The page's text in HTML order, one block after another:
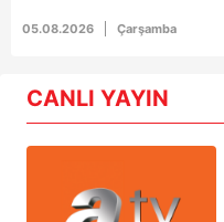
05.08.2026 Çarşamba
CANLI YAYIN